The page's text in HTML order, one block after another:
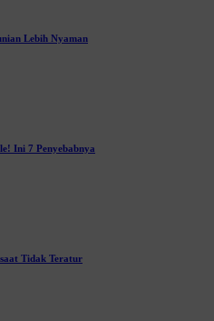
Lebih Nyaman
Ini 7 Penyebabnya
Tidak Teratur